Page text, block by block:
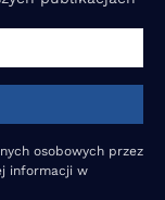
osobowych przez
informacji w